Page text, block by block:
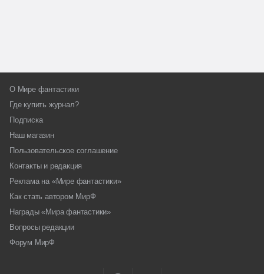
О Мире фантастики
Где купить журнал?
Подписка
Наш магазин
Пользовательское соглашение
Контакты и редакция
Реклама на «Мире фантастики»
Как стать автором МирФ
Награды «Мира фантастики»
Вопросы редакции
Форум МирФ